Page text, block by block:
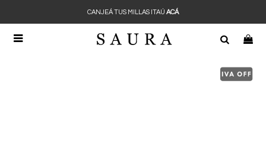

CANJEÁ TUS MILLAS ITAÚ ACÁ